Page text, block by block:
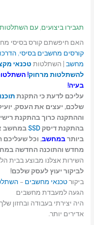
תגבירו ביצועים, עם
האם חיפשתם קורס בסיסי
קורסים מחשבים בסיסי,
מחשב | השתלטות
להשתלטות מרחוק!
בעיה!
עליכם לדעת כי התקנת
שלכם, יעצים את העסק,
וההתקנה כרוך בהתקנת
בהתקנת דיסקSSDבמחשב
ביותרבמחשב, וכל שעליכם
מחדש והתוכנה החדשה
השירות אצלנו מבוצע בבית
לביקור יעוץ לעסק שלכם!
ביקורטכנאי מחשבים –
הגעה למעבדת מחשבים
אדירים יותר.